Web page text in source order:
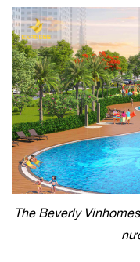
The Beverly